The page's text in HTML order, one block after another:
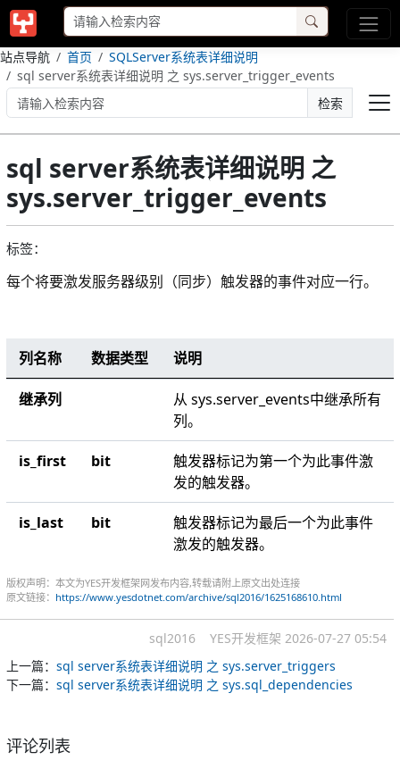
站点导航 首页
SQLServer系统表详细说明
sql server系统表详细说明 之 sys.server_trigger_events
检索
sql server系统表详细说明 之
sys.server_trigger_events
标签：
每个将要激发服务器级别（同步）触发器的事件对应一行。
列名称 数据类型 说明
继承列 从 sys.server_events中继承所有
列。
is_first bit
触发器标记为第一个为此事件激
发的触发器。
is_last bit
触发器标记为最后一个为此事件
激发的触发器。
版权声明：本文为YES开发框架网发布内容,转载请附上原文出处连接
原文链接： https://www.yesdotnet.com/archive/sql2016/1625168610.html
sql2016 YES开发框架 2026-07-27 05:54
上一篇： sql server系统表详细说明 之 sys.server_triggers
下一篇： sql server系统表详细说明 之 sys.sql_dependencies
评论列表